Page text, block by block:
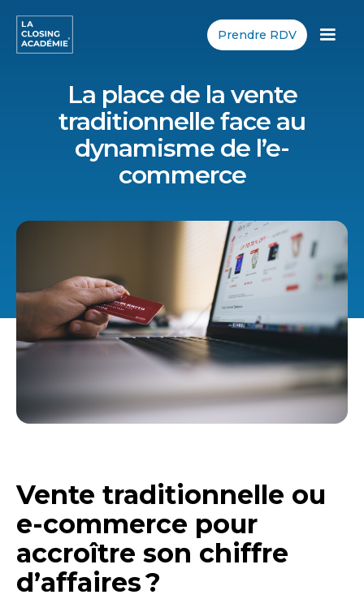
Prendre RDV
La place de la vente
traditionnelle face au
dynamisme de l’e-
commerce
Vente traditionnelle ou
e-commerce pour
accroître son chiffre
d’affaires ?